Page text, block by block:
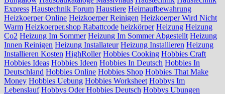
Express Haustechnik Forum Haustiere Heimaufbewahrung
Heizkoerper Online Heizkoerper Reinigen Heizkoerper Wird Nicht
Warm Heizkoerper.shop Rabattcode heizkörper Heizung Heizung
Co2 Heizung Im Sommer Heizung Im Sommer Abgestellt Heizung
Innen Reinigen Heizung Installateur Heizung Installieren Heizung
Installieren Kosten HighRoller Hobbies Cooking Hobbies Craft
Hobbies Ideas Hobbies Ideen Hobbies In Deutsch Hobbies In
Deutschland Hobbies Online Hobbies Shop Hobbies That Make
Money Hobbies Uebung Hobbies Worksheet Hobbys Im
Lebenslauf Hobbys Oder Hobbies Deutsch Hobbys Ubungen